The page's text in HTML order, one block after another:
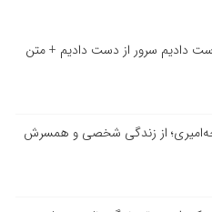
دادیم سرور از دست دادیم + متن
از زندگی شخصی و همسرش